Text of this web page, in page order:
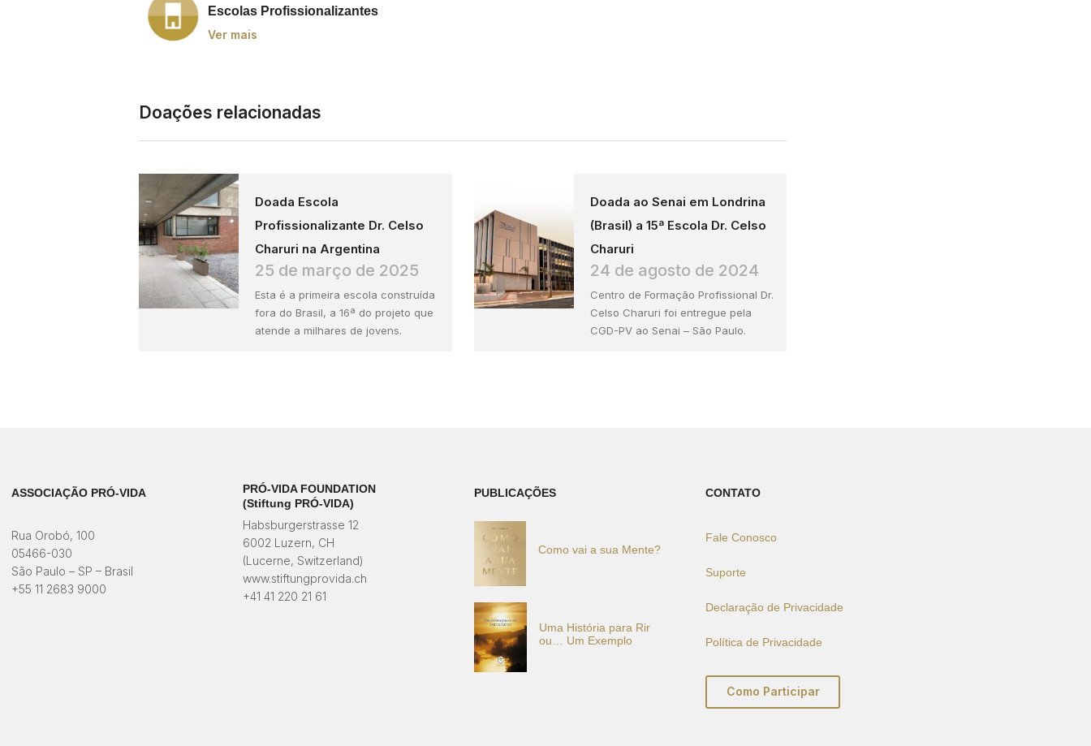
Escolas Profissionalizantes
Ver mais
Doações relacionadas
Doada Escola
Profissionalizante Dr. Celso
Charuri na Argentina
25 de março de 2025
Esta é a primeira escola construída
fora do Brasil, a 16ª do projeto que
atende a milhares de jovens.
Doada ao Senai em Londrina
(Brasil) a 15ª Escola Dr. Celso
Charuri
24 de agosto de 2024
Centro de Formação Profissional Dr.
Celso Charuri foi entregue pela
CGD-PV ao Senai – São Paulo.
ASSOCIAÇÃO PRÓ-VIDA
Rua Orobó, 100
05466-030
São Paulo – SP – Brasil
+55 11 2683 9000
PRÓ-VIDA FOUNDATION
(Stiftung PRÓ-VIDA)
Habsburgerstrasse 12
6002 Luzern, CH
(Lucerne, Switzerland)
www.stiftungprovida.ch
+41 41 220 21 61
PUBLICAÇÕES
Como vai a sua Mente?
Uma História para Rir
ou… Um Exemplo
CONTATO
Fale Conosco
Suporte
Declaração de Privacidade
Política de Privacidade
Como Participar